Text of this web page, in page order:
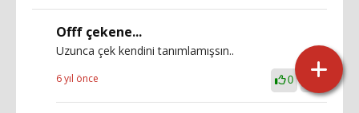
Offf çekene...
Uzunca çek kendini tanımlamışsın..
6 yıl önce 0 0